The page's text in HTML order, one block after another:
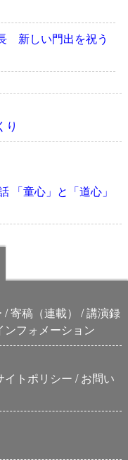
新しい門出を祝う
り
「童心」と「道心」
寄稿（連載）
講演録
ンフォメーション
イトポリシー
お問い